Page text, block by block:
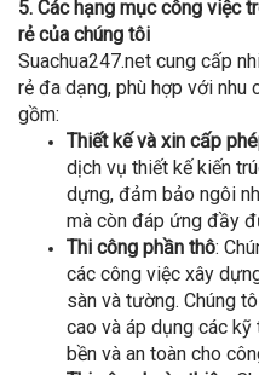
5. Các hạng mục công việc
rẻ của chúng tôi
Suachua247.net cung cấp
rẻ đa dạng, phù hợp với nhu
gồm:
Thiết kế và xin cấp
dịch vụ thiết kế kiến
dựng, đảm bảo ngôi
mà còn đáp ứng đầy
Thi công phần thô:
các công việc xây
sàn và tường. Chúng
cao và áp dụng các
bền và an toàn cho